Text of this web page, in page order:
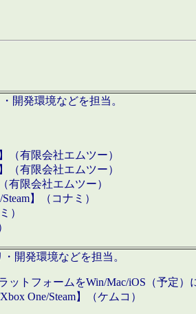
開発環境などを担当。
（有限会社エムツー）
（有限会社エムツー）
有限会社エムツー）
】（コナミ）
）
開発環境などを担当。
ットフォームをWin/Mac/iOS（予定）
One/Steam】（ケムコ）